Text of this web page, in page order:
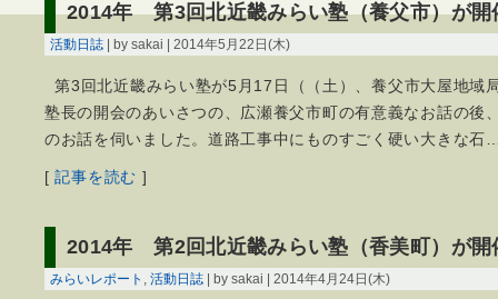
2014年 第3回北近畿みらい塾（養父市）が開
活動日誌 | by sakai | 2014年5月22日(木)
第3回北近畿みらい塾が5月17日（（土）、養父市大屋地域
塾長の開会のあいさつの、広瀬養父市町の有意義なお話の後
のお話を伺いました。道路工事中にものすごく硬い大きな石
[記事を読む ]
2014年 第2回北近畿みらい塾（香美町）が開
みらいレポート , 活動日誌 | by sakai | 2014年4月24日(木)